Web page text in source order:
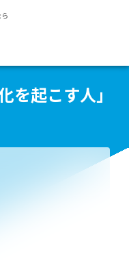
を起こす人」